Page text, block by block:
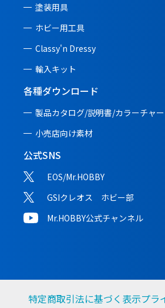
塗装用具
ホビー用工具
Classy'n Dressy
輸入キット
各種ダウンロード
製品カタログ/説明書/カラーチャ
小売店向け素材
公式SNS
EOS/Mr.HOBBY
GSIクレオス ホビー部
Mr.HOBBY公式チャンネル
特定商取引法に基づく表示プラ